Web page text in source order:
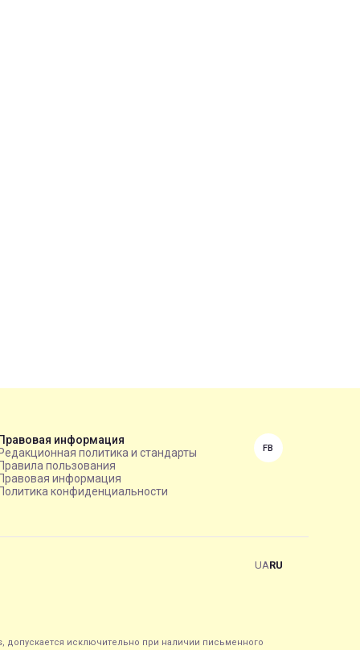
информация
политика и стандарты
пользования
информация
конфиденциальности
FB
UARU
исключительно при наличии письменного